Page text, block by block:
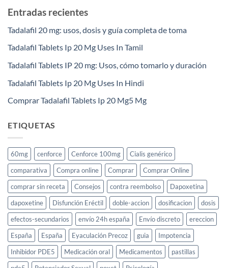
Entradas recientes
Tadalafil 20 mg: usos, dosis y guía completa de toma
Tadalafil Tablets Ip 20 Mg Uses In Tamil
Tadalafil Tablets IP 20 mg: Usos, cómo tomarlo y duración
Tadalafil Tablets Ip 20 Mg Uses In Hindi
Comprar Tadalafil Tablets Ip 20 Mg5 Mg
ETIQUETAS
60mg cenforce Cenforce 100mg
Cialis genérico
comparativa
Compra online Comprar
Comprar Online
comprar sin receta
Consejos contra reembolso
Dapoxetina
dapoxetine
Disfunción Eréctil doble-accion dosificacion
dosis
efectos-secundarios
envío 24h españa Envío discreto
ereccion
España
España Eyaculación Precoz guia
Impotencia
Inhibidor PDE5
Medicación oral Medicamentos
pastillas